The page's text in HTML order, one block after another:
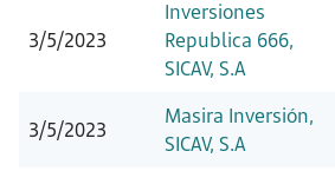
3/5/2023
Inversiones
Republica 666,
SICAV, S.A
3/5/2023
Masira Inversión,
SICAV, S.A